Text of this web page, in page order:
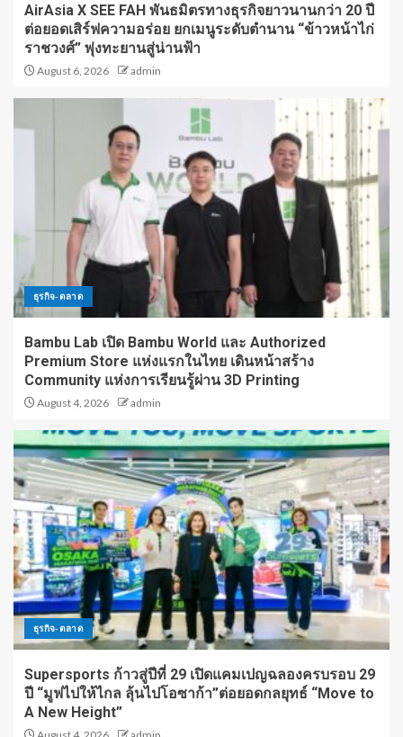
AirAsia X SEE FAH พันธมิตรทางธุรกิจยาวนานกว่า 20 ปี
ต่อยอดเสิร์ฟความอร่อย ยกเมนูระดับตำนาน “ข้าวหน้าไก่
ราชวงศ์” พุ่งทะยานสู่น่านฟ้า
August 6, 2026 admin
ธุรกิจ-ตลาด
Bambu Lab เปิด Bambu World และ Authorized
Premium Store แห่งแรกในไทย เดินหน้าสร้าง
Community แห่งการเรียนรู้ผ่าน 3D Printing
August 4, 2026 admin
ธุรกิจ-ตลาด
Supersports ก้าวสู่ปีที่ 29 เปิดแคมเปญฉลองครบรอบ 29
ปี “มูฟไปให้ไกล ลุ้นไปโอซาก้า”ต่อยอดกลยุทธ์ “Move to
A New Height”